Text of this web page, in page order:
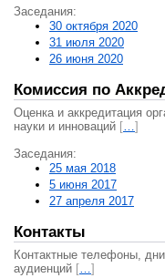
Заседания:
30 октября 2020
31 июля 2020
26 июня 2020
Комиссия по
Оценка и аккредитация
науки и инноваций […]
Заседания:
25 мая 2018
5 июня 2017
27 апреля 2017
Контакты
Контактные телефоны,
аудиенций […]